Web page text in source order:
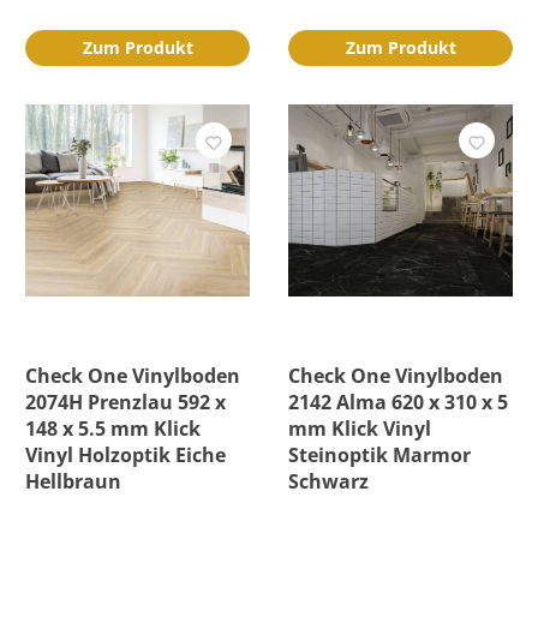
Zum Produkt Zum Produkt
Check One Vinylboden
2074H Prenzlau 592 x
148 x 5.5 mm Klick
Vinyl Holzoptik Eiche
Hellbraun
Check One Vinylboden
2142 Alma 620 x 310 x 5
mm Klick Vinyl
Steinoptik Marmor
Schwarz